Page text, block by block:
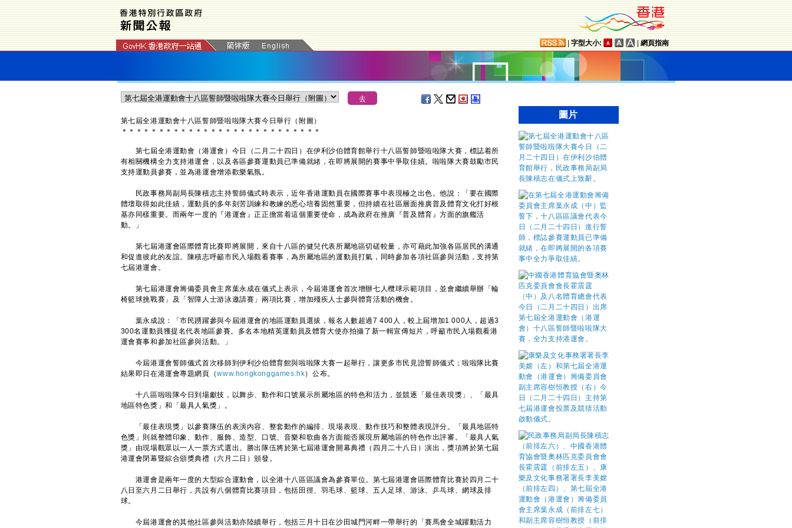
字型大小: 網頁指南
第七屆全港運動會十八區誓師暨啦啦隊大賽今日舉行（附圖）
＊ ＊ ＊ ＊ ＊ ＊ ＊ ＊ ＊ ＊ ＊ ＊ ＊ ＊ ＊ ＊ ＊ ＊ ＊ ＊ ＊ ＊ ＊ ＊ ＊ ＊ ＊
第七屆全港運動會（港運會）今日（二月二十四日）在伊利沙伯體育館舉行十八區誓師暨啦啦隊大賽，標誌着所
有相關機構全力支持港運會，以及各區參賽運動員已準備就緒，在即將展開的賽事中爭取佳績。啦啦隊大賽鼓勵市民
支持運動員參賽，並為港運會增添歡樂氣氛。
民政事務局副局長陳積志主持誓師儀式時表示，近年香港運動員在國際賽事中表現極之出色。他說：「要在國際
體壇取得如此佳績，運動員的多年刻苦訓練和教練的悉心培養固然重要，但持續在社區層面推廣普及體育文化打好根
基亦同樣重要。而兩年一度的『港運會』正正擔當着這個重要使命，成為政府在推廣『普及體育』方面的旗艦活
動。」
第七屆港運會區際體育比賽即將展開，來自十八區的健兒代表所屬地區切磋較量，亦可藉此加強各區居民的溝通
和促進彼此的友誼。陳積志呼籲市民入場觀看賽事，為所屬地區的運動員打氣，同時參加各項社區參與活動，支持第
七屆港運會。
第七屆港運會籌備委員會主席葉永成在儀式上表示，今屆港運會首次增辦七人欖球示範項目，並會繼續舉辦「輪
椅籃球挑戰賽」及「智障人士游泳邀請賽」兩項比賽，增加殘疾人士參與體育活動的機會。
葉永成說：「市民踴躍參與今屆港運會的地區運動員選拔，報名人數超過7 400人，較上屆增加1 000人，超過3
300名運動員獲提名代表地區參賽。多名本地精英運動員及體育大使亦拍攝了新一輯宣傳短片，呼籲市民入場觀看港
運會賽事和參加社區參與活動。」
今屆港運會誓師儀式首次移師到伊利沙伯體育館與啦啦隊大賽一起舉行，讓更多市民見證誓師儀式；啦啦隊比賽
結果即日在港運會專題網頁（www.hongkonggames.hk）公布。
十八區啦啦隊今日到場獻技，以舞步、動作和口號展示所屬地區的特色和活力，並競逐「最佳表現獎」、「最具
地區特色獎」和「最具人氣獎」。
「最佳表現獎」以參賽隊伍的表演內容、整套動作的編排、現場表現、動作技巧和整體表現評分。「最具地區特
色獎」則就整體印象、動作、服飾、造型、口號、音樂和歌曲各方面能否展現所屬地區的特色作出評審。「最具人氣
獎」由現場觀眾以一人一票方式選出。勝出隊伍將於第七屆港運會開幕典禮（四月二十八日）演出，獎項將於第七屆
港運會閉幕暨綜合頒獎典禮（六月二日）頒發。
港運會是兩年一度的大型綜合運動會，以全港十八區區議會為參賽單位。第七屆港運會區際體育比賽於四月二十
八日至六月二日舉行，共設有八個體育比賽項目，包括田徑、羽毛球、籃球、五人足球、游泳、乒乓球、網球及排
球。
今屆港運會的其他社區參與活動亦陸續舉行，包括三月十日在沙田城門河畔一帶舉行的「賽馬會全城躍動活力
圖片